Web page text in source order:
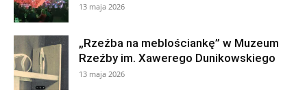
13 maja 2026
„Rzeźba na meblościankę” w Muzeum
Rzeźby im. Xawerego Dunikowskiego
13 maja 2026